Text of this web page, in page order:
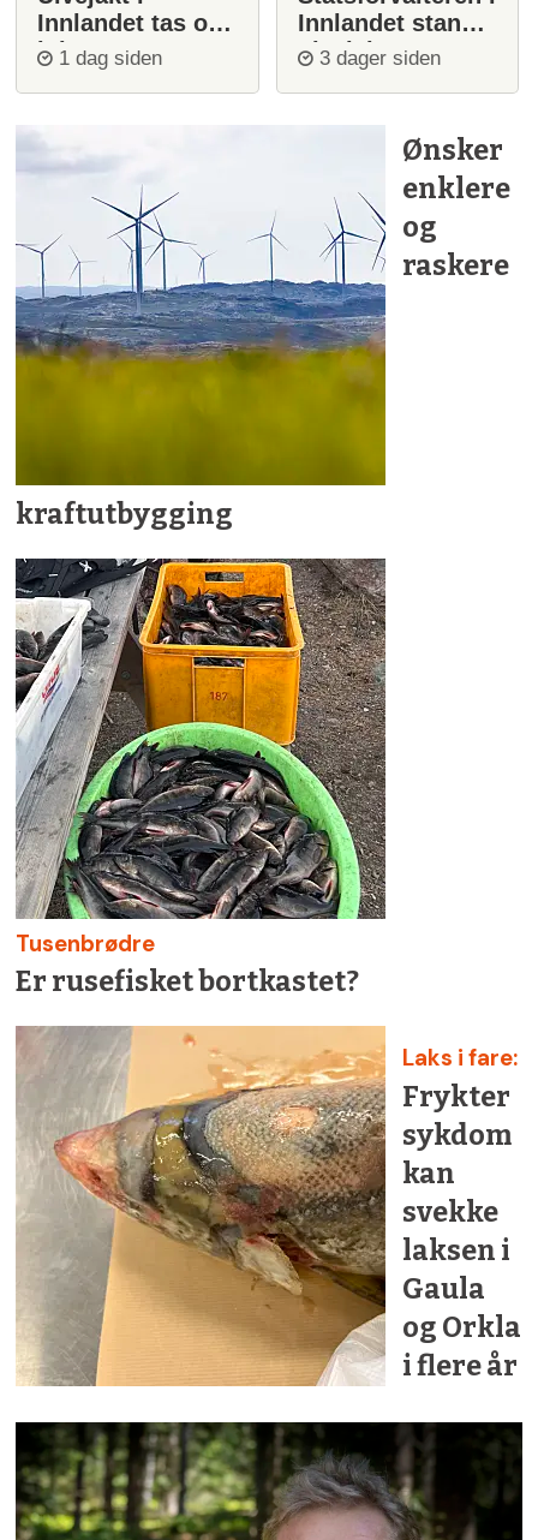
Innlandet tas opp
igjen
1 dag siden
Innlandet stanser
ulvejakt
3 dager siden
Ønsker
enklere
og
raskere
kraftutbygging
Tusenbrødre
Er rusefisket bortkastet?
Laks i fare:
Frykter
sykdom
kan
svekke
laksen i
Gaula
og Orkla
i flere år